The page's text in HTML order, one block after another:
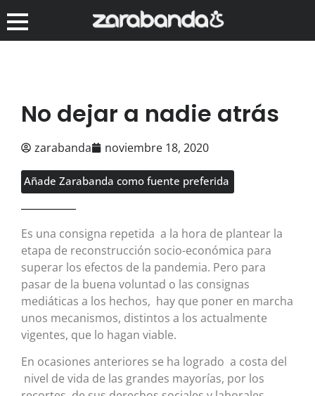
No dejar a nadie atrás
zarabanda noviembre 18, 2020
Añade Zarabanda como fuente preferida
Es una consigna repetida a la hora de plantear la
etapa de reconstrucción socio-económica para
superar los efectos de la pandemia. Pero para
pasar de la buena voluntad o las consignas
mediáticas a los hechos, hay que poner en marcha
unos mecanismos, distintos a los actualmente
vigentes, que lo hagan viable.
En ocasiones anteriores se ha logrado a costa del
nivel de vida de las grandes mayorías, por los